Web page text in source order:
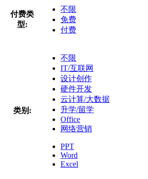
付费类
型:
不限
免费
付费
类别:
不限
IT/互联网
设计创作
硬件开发
云计算/大数据
升学/留学
Office
网络营销
PPT
Word
Excel